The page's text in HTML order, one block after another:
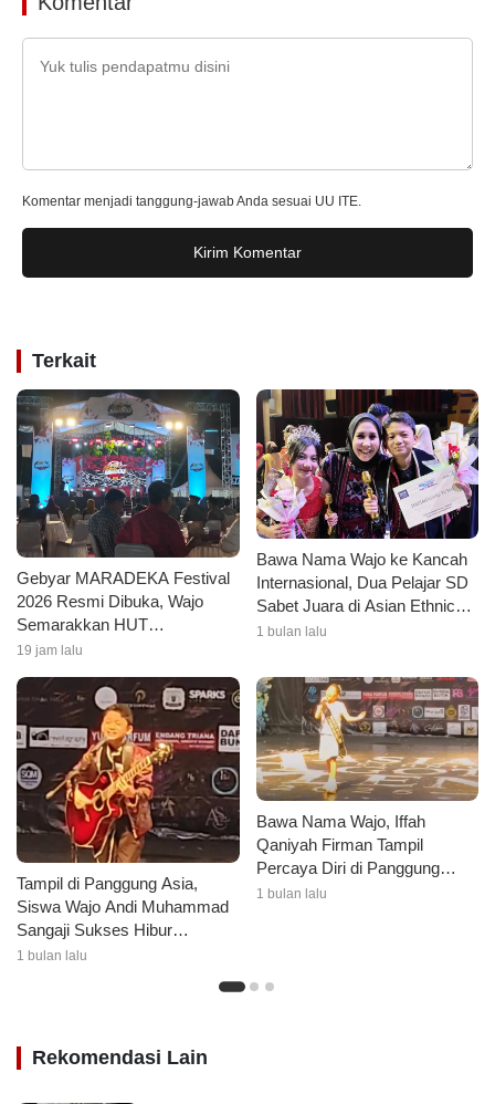
Komentar menjadi tanggung-jawab Anda sesuai UU ITE.
Kirim Komentar
Terkait
Gebyar MARADEKA Festival
2026 Resmi Dibuka, Wajo
Semarakkan HUT
Kemerdekaan dengan Ragam
19 jam lalu
Bawa Nama Wajo ke Kancah
Internasional, Dua Pelajar SD
Sabet Juara di Asian Ethnic
Got Talent 2026
1 bulan lalu
Tampil di Panggung Asia,
Siswa Wajo Andi Muhammad
Sangaji Sukses Hibur
Penonton di Jakarta
1 bulan lalu
Bawa Nama Wajo, Iffah
Qaniyah Firman Tampil
Percaya Diri di Panggung
Asian Ethnic Got Talent 2026
1 bulan lalu
Rekomendasi Lain